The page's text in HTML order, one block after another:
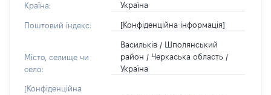
Країна: Україна
Поштовий індекс: [Конфіденційна інформація]
Місто, селище чи
село:
Васильків / Шполянський
район / Черкаська область /
Україна
[Конфіденційна